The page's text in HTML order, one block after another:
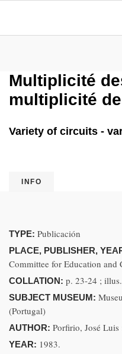
Multiplicité
multiplicité
Variety of circuits -
INFO
TYPE: Publicación
PLACE, PUBLISHER,
Committee for Education
COLLATION: p. 23-24 ; illus.
SUBJECT MUSEUM:
(Portugal)
AUTHOR: Porfirio, José Luis
YEAR: 1983.